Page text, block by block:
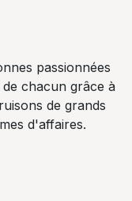
passionnées
chacun grâce à
de grands
d'affaires.